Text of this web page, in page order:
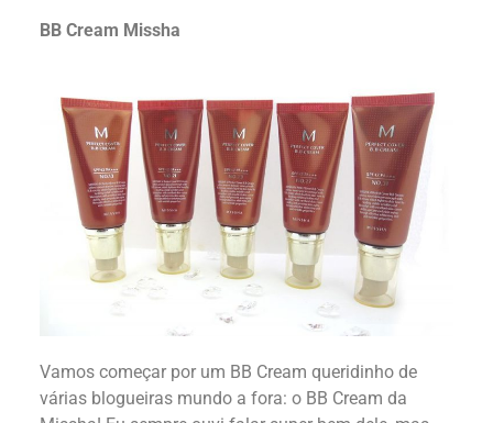
BB Cream Missha
Vamos começar por um BB Cream queridinho de
várias blogueiras mundo a fora: o BB Cream da